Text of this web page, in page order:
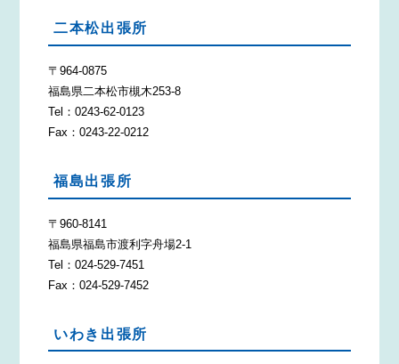
二本松出張所
〒964-0875
福島県二本松市槻木253-8
Tel：0243-62-0123
Fax：0243-22-0212
福島出張所
〒960-8141
福島県福島市渡利字舟場2-1
Tel：024-529-7451
Fax：024-529-7452
いわき出張所